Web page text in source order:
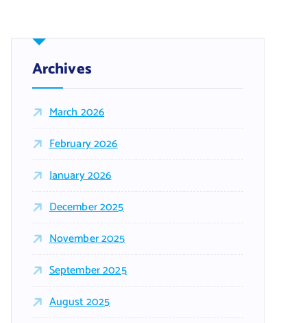
Archives
March 2026
February 2026
January 2026
December 2025
November 2025
September 2025
August 2025